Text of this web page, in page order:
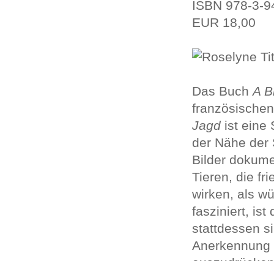
ISBN 978-3-
EUR 18,00
Das Buch A
Jagd ist eine
der Nähe der
Bilder
Tieren, die
wirken, als
fasziniert, ist
stattdessen